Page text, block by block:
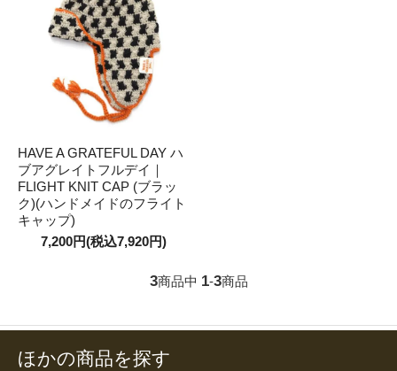
HAVE A GRATEFUL DAY ハ
ブアグレイトフルデイ｜
FLIGHT KNIT CAP (ブラッ
ク)(ハンドメイドのフライト
キャップ)
7,200円(税込7,920円)
3商品中 1-3商品
ほかの商品を探す